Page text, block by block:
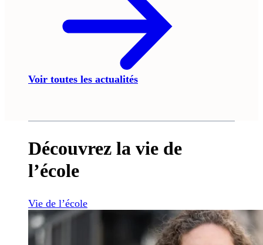
Voir toutes les actualités
Découvrez la vie de
l’école
Vie de l’école